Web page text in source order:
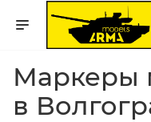
Маркеры
в